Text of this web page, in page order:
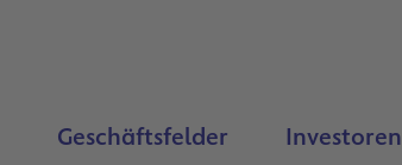
Geschäftsfelder Investoren